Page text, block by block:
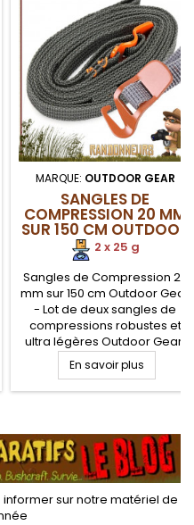
MARQUE: OUTDOOR GEAR
SANGLES DE
COMPRESSION 20 MM
SUR 150 CM OUTDOOR
GEAR
2 x 25 g
Sangles de Compression 20
mm sur 150 cm Outdoor Gear
- Lot de deux sangles de
compressions robustes et
ultra légères Outdoor Gear.
Sangles compactes de 20
mm de largeur et 1.5 mètres
de longueur. Très rapide de
fixer et compresser votre
matériel de randonnée et
autres équipements (sac de
couchage,...
En savoir plus
informer sur notre matériel de